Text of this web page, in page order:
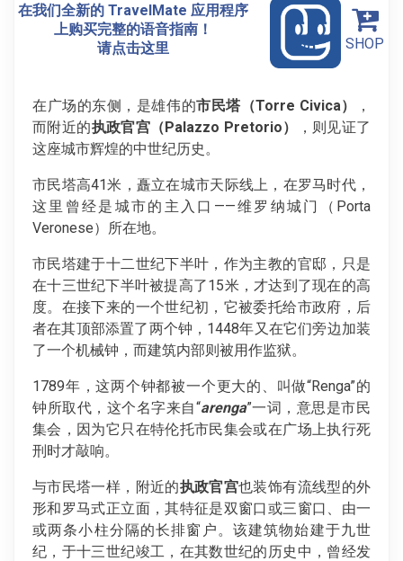
在我们全新的 TravelMate 应用程序
上购买完整的语音指南！
请点击这里
SHOP
在广场的东侧，是雄伟的市民塔（Torre Civica）
，
而附近的执政官宫（Palazzo Pretorio）
，则见证了
这座城市辉煌的中世纪历史。
市民塔高41米，矗立在城市天际线上，在罗马时代，
这里曾经是城市的主入口——维罗纳城门（Porta
Veronese）所在地。
市民塔建于十二世纪下半叶，作为主教的官邸，只是
在十三世纪下半叶被提高了15米，才达到了现在的高
度。在接下来的一个世纪初，它被委托给市政府，后
者在其顶部添置了两个钟，1448年又在它们旁边加装
了一个机械钟，而建筑内部则被用作监狱。
1789年，这两个钟都被一个更大的、叫做“Renga”的
钟所取代，这个名字来自“arenga”一词，意思是市民
集会，因为它只在特伦托市民集会或在广场上执行死
刑时才敲响。
与市民塔一样，附近的执政官宫也装饰有流线型的外
形和罗马式正立面，其特征是双窗口或三窗口、由一
或两条小柱分隔的长排窗户。该建筑物始建于九世
纪，于十三世纪竣工，在其数世纪的历史中，曾经发